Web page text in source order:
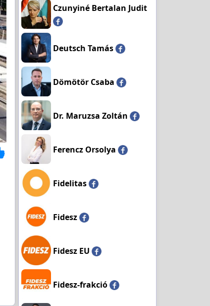
Czunyiné Bertalan Judit
Deutsch Tamás
Dömötör Csaba
Dr. Maruzsa Zoltán
Ferencz Orsolya
Fidelitas
Fidesz
Fidesz EU
Fidesz-frakció